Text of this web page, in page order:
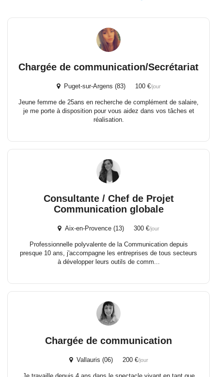
Chargée de communication/Secrétariat
Puget-sur-Argens (83) 100 €/jour
Jeune femme de 25ans en recherche de complément de salaire,
je me porte à disposition pour vous aidez dans vos tâches et
réalisation.
Consultante / Chef de Projet
Communication globale
Aix-en-Provence (13) 300 €/jour
Professionnelle polyvalente de la Communication depuis
presque 10 ans, j'accompagne les entreprises de tous secteurs
à développer leurs outils de comm...
Chargée de communication
Vallauris (06) 200 €/jour